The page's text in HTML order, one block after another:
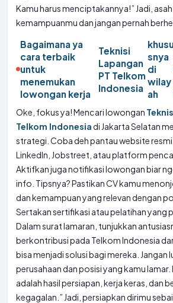
Kamu harus menciptakannya!” Jadi,
kemampuanmu dan jangan pernah
Bagaimana ya
cara terbaik
untuk
menemukan
lowongan kerja
Teknisi
Lapangan
PT Telkom
Indonesia
snya
di
wilay
ah
Oke, fokus ya! Mencari lowongan
Telkom Indonesiadi Jakarta Selatan
strategi. Coba deh pantau website resmi
LinkedIn, Jobstreet, atau platform
Aktifkan juga notifikasi lowongan biar
info. Tipsnya? Pastikan CV kamu
dan kemampuan yang relevan dengan
Sertakan sertifikasi atau pelatihan yang
Dalam surat lamaran, tunjukkan
berkontribusi pada Telkom Indonesia
bisa menjadi solusi bagi mereka. Jangan
perusahaan dan posisi yang kamu lamar.
adalah hasil persiapan, kerja keras, dan
kegagalan.” Jadi, persiapkan dirimu